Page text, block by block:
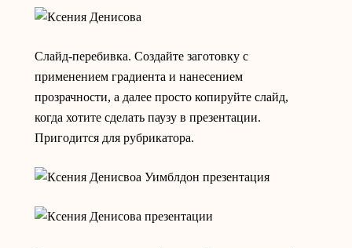
Слайд-перебивка. Создайте заготовку с
применением градиента и нанесением
прозрачности, а далее просто копируйте слайд,
когда хотите сделать паузу в презентации.
Пригодится для рубрикатора.